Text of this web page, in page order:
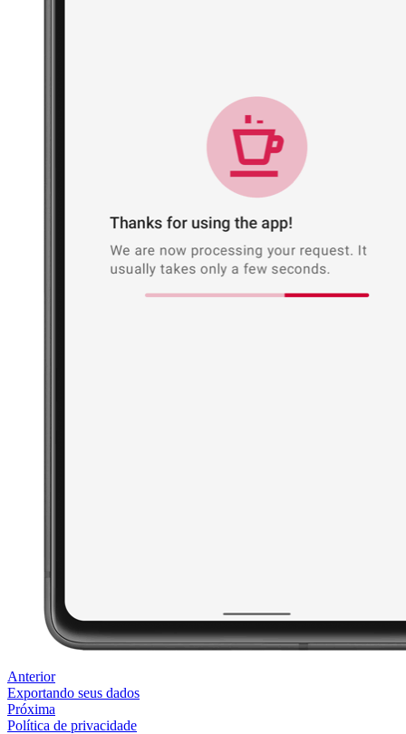
Anterior
Exportando seus dados
Próxima
Política de privacidade